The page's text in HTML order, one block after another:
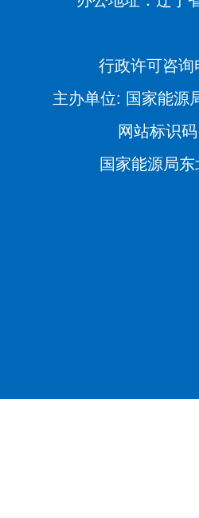
行政许可咨
主办单位: 国家能源
网站标识
国家能源局